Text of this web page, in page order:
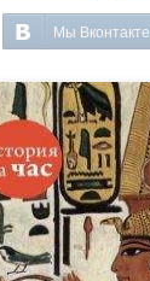
Мы Вконтакте